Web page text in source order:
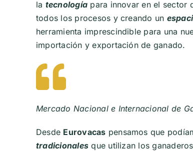
la tecnología para innovar en el sector
todos los procesos y creando un
herramienta imprescindible para una
importación y exportación de ganado.
Mercado Nacional e Internacional de
Desde Eurovacas pensamos que
tradicionales que utilizan los